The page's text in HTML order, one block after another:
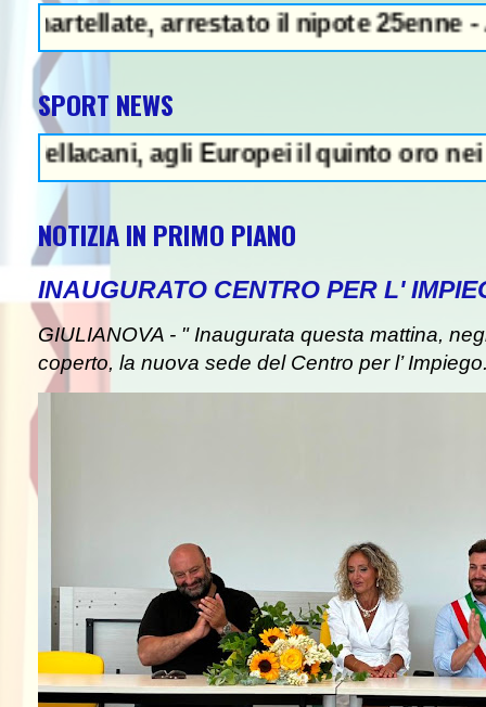
arrestato il nipote 25enne - A
SPORT NEWS
agli Europei il quinto oro nei tuffi
NOTIZIA IN PRIMO PIANO
INAUGURATO CENTRO PER L'
GIULIANOVA - " Inaugurata questa mattina,
coperto, la nuova sede del Centro per l’
- Arresto illegale e peculato,